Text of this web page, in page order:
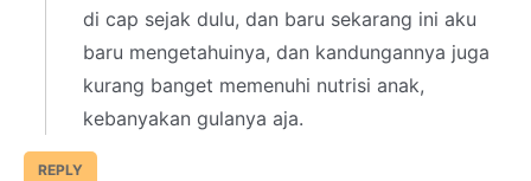
di cap sejak dulu, dan baru sekarang ini aku
baru mengetahuinya, dan kandungannya juga
kurang banget memenuhi nutrisi anak,
kebanyakan gulanya aja.
REPLY